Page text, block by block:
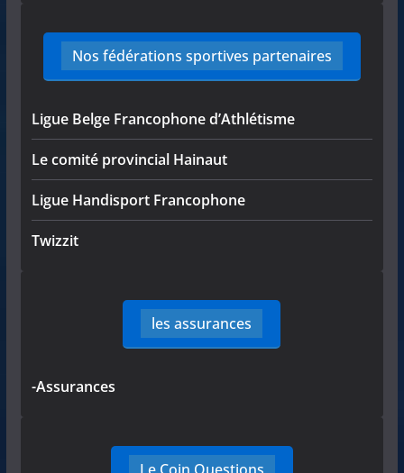
Nos fédérations sportives partenaires
Ligue Belge Francophone d’Athlétisme
Le comité provincial Hainaut
Ligue Handisport Francophone
Twizzit
les assurances
-Assurances